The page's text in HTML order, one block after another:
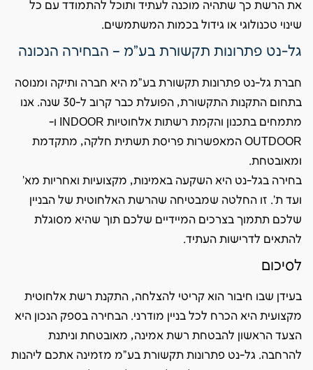
את הרשת כך שתהיה מוכנה לעתיד ותוכל להתמודד עם כל
שינוי טכנולוגי או גידול בכמות המשתמשים.
גל-נט פתרונות תקשורת בע"מ – הבחירה הנכונה
חברת גל-נט פתרונות תקשורת בע"מ היא חברה ותיקה ומנוסה
בתחום התקנות התקשורת, הפועלת כבר קרוב ל-30 שנה. אנו
מתמחים בתכנון והקמת רשתות אלחוטיות INDOOR ו-
OUTDOOR המאפשרות פריסת תשתית חלקה, מתקדמת
ומאובטחת.
בחירה בגל-נט היא השקעה באמינות, מקצועיות ואחריות מא'
ועד ת'. זו החלטה שמבטיחה שהרשת האלחוטית של הבניין
שלכם תתמוך בצרכים המיידיים שלכם תוך שהיא מסוגלת
להתאים לדרישות העתיד.
לסיכום
בעידן שבו חיבור הוא קריטי להצלחה, התקנת רשת אלחוטית
מקצועית היא הכרח לכל בניין מודרני. הבחירה בספק הנכון היא
הצעד הראשון להבטחת רשת אמינה, מאובטחת וניתנת
להרחבה. גל-נט פתרונות תקשורת בע"מ מזמינה אתכם ליהנות